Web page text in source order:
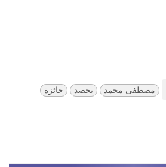
مصطفى محمد يحصد جائزة